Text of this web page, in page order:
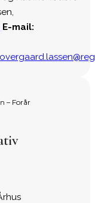
E-mail:
– Forår